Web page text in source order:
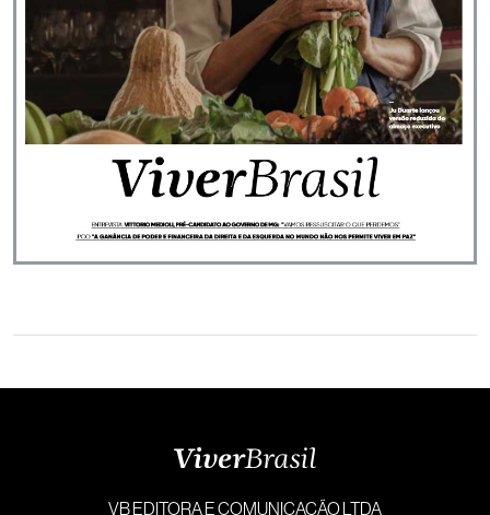
VB EDITORA E COMUNICAÇÃO LTDA